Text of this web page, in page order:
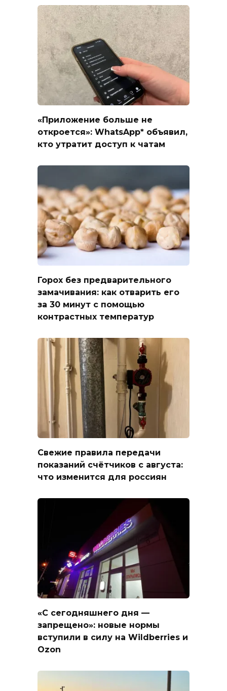
«Приложение больше не
откроется»: WhatsApp* объявил,
кто утратит доступ к чатам
Горох без предварительного
замачивания: как отварить его
за 30 минут с помощью
контрастных температур
Свежие правила передачи
показаний счётчиков с августа:
что изменится для россиян
«С сегодняшнего дня —
запрещено»: новые нормы
вступили в силу на Wildberries и
Ozon